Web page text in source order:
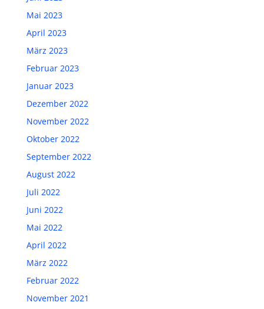
Mai 2023
April 2023
März 2023
Februar 2023
Januar 2023
Dezember 2022
November 2022
Oktober 2022
September 2022
August 2022
Juli 2022
Juni 2022
Mai 2022
April 2022
März 2022
Februar 2022
November 2021